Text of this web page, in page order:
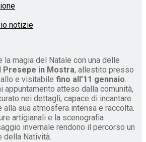
notizie
la magia del Natale con una delle
Presepe in Mostra, allestito presso
e visitabile fino all’11 gennaio.
appuntamento atteso dalla comunità,
nei dettagli, capace di incantare
sua atmosfera intensa e raccolta.
artigianali e la scenografia
invernale rendono il percorso un
della Natività.